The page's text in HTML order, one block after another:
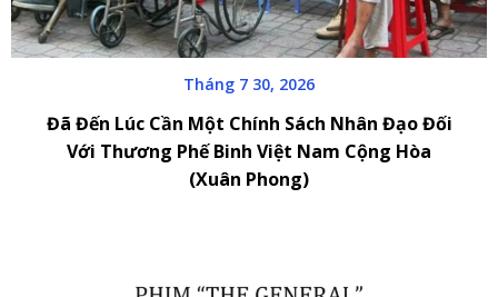
Tháng 7 30, 2026
Đã Đến Lúc Cần Một Chính Sách Nhân Đạo Đối
Với Thương Phế Binh Việt Nam Cộng Hòa
(Xuân Phong)